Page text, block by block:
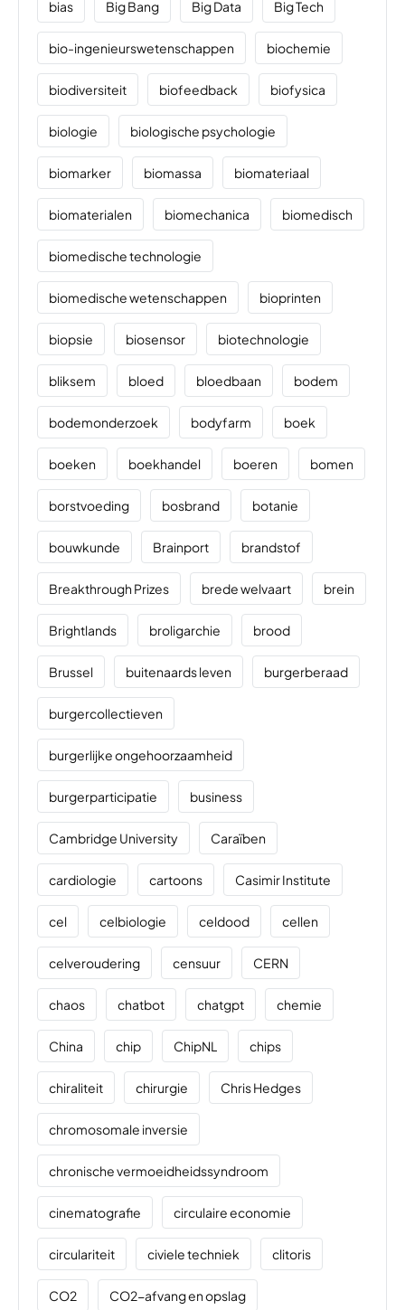
bias Big Bang Big Data Big Tech
bio-ingenieurswetenschappen biochemie
biodiversiteit biofeedback biofysica
biologie biologische psychologie
biomarker biomassa biomateriaal
biomaterialen biomechanica biomedisch
biomedische technologie
biomedische wetenschappen bioprinten
biopsie biosensor biotechnologie
bliksem bloed bloedbaan bodem
bodemonderzoek bodyfarm boek
boeken boekhandel boeren bomen
borstvoeding bosbrand botanie
bouwkunde Brainport brandstof
Breakthrough Prizes brede welvaart brein
Brightlands broligarchie brood
Brussel buitenaards leven burgerberaad
burgercollectieven
burgerlijke ongehoorzaamheid
burgerparticipatie business
Cambridge University Caraïben
cardiologie cartoons Casimir Institute
cel celbiologie celdood cellen
celveroudering censuur CERN
chaos chatbot chatgpt chemie
China chip ChipNL chips
chiraliteit chirurgie Chris Hedges
chromosomale inversie
chronische vermoeidheidssyndroom
cinematografie circulaire economie
circulariteit civiele techniek clitoris
CO2 CO2-afvang en opslag